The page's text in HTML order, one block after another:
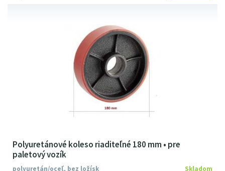
Polyuretánové koleso riaditeľné 180 mm • pre
paletový vozík
polyuretán/oceľ, bez ložísk Skladom